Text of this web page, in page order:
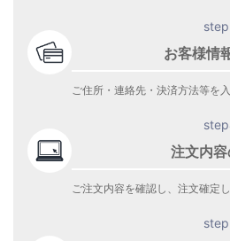
お客様情
ご住所・連絡先・決済方法等を入
注文内
ご注文内容を確認し、注文確定し